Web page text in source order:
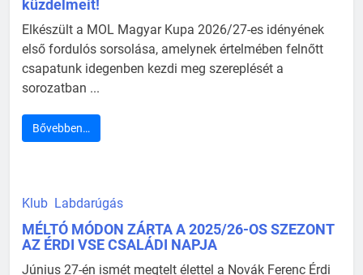
küzdelmeit!
Elkészült a MOL Magyar Kupa 2026/27-es idényének
első fordulós sorsolása, amelynek értelmében felnőtt
csapatunk idegenben kezdi meg szereplését a
sorozatban ...
Bővebben…
Klub Labdarúgás
MÉLTÓ MÓDON ZÁRTA A 2025/26-OS SZEZONT
AZ ÉRDI VSE CSALÁDI NAPJA
Június 27-én ismét megtelt élettel a Novák Ferenc Érdi